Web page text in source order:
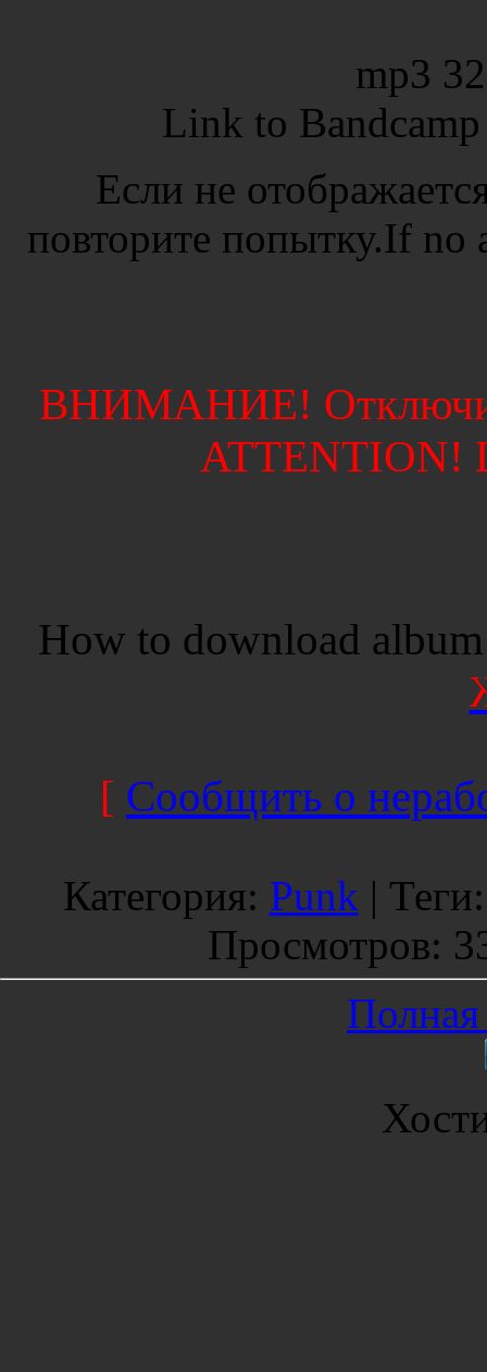
mp3
Link to
Если не
повторите попытку.If
ВНИМАНИЕ!
ATTENTION!
How to download
[ Сообщить о
Категория: Punk | Теги
Просмотров:
Полная